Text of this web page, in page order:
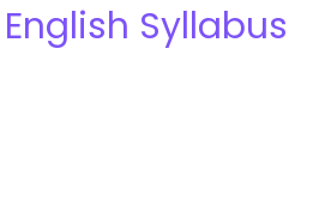
English Syllabus